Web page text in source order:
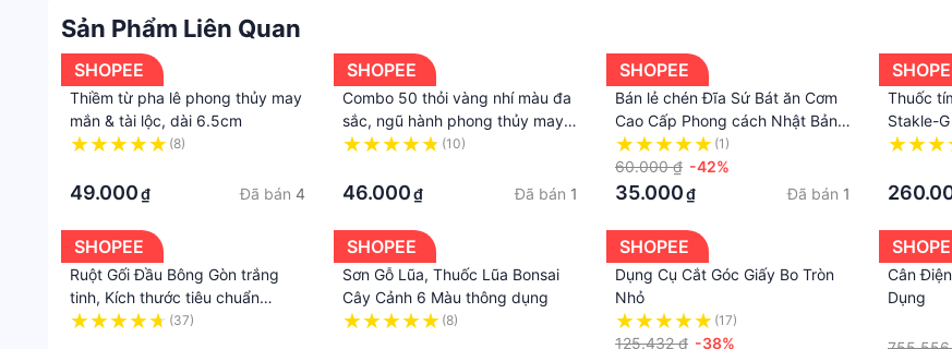
Sản Phẩm Liên Quan
SHOPEE
Thiềm từ pha lê phong thủy may
mắn & tài lộc, dài 6.5cm
(8)
49.000₫ Đã bán 4
SHOPEE
Combo 50 thỏi vàng nhí màu đa
sắc, ngũ hành phong thủy may
mắn và chiêu tài lộc
(10)
46.000₫ Đã bán 1
SHOPEE
Bán lẻ chén Đĩa Sứ Bát ăn Cơm
Cao Cấp Phong cách Nhật Bản
Chất Liệu An Toàn Với Sức Khỏe
(1)
60.000 ₫ -42%
35.000₫ Đã bán 1
Thuốc
Stakle-G
SHOPEE
Ruột Gối Đầu Bông Gòn trắng
tinh, Kích thước tiêu chuẩn
45x65 và ruột ôm 35*105
(37)
SHOPEE
Sơn Gỗ Lũa, Thuốc Lũa Bonsai
Cây Cảnh 6 Màu thông dụng
(8)
SHOPEE
Dụng Cụ Cắt Góc Giấy Bo Tròn
Nhỏ
(17)
125.432 ₫ -38%
Cân
Dụng